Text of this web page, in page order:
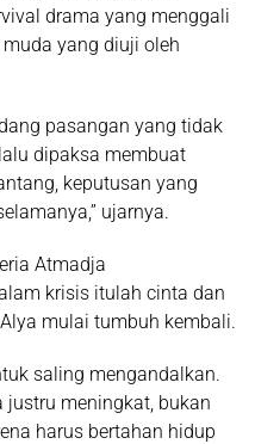
drama yang menggali
yang diuji oleh
pasangan yang tidak
dipaksa membuat
keputusan yang
ujarnya.
Atmadja
krisis itulah cinta dan
mulai tumbuh kembali.
saling mengandalkan.
justru meningkat, bukan
harus bertahan hidup